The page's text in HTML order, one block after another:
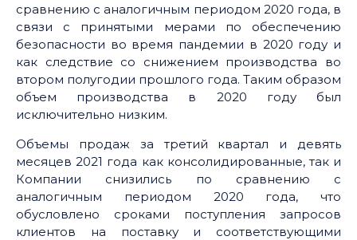
сравнению с аналогичным периодом 2020 года, в
связи с принятыми мерами по обеспечению
безопасности во время пандемии в 2020 году и
как следствие со снижением производства во
втором полугодии прошлого года. Таким образом
объем производства в 2020 году был
исключительно низким.
Объемы продаж за третий квартал и девять
месяцев 2021 года как консолидированные, так и
Компании снизились по сравнению с
аналогичным периодом 2020 года, что
обусловлено сроками поступления запросов
клиентов на поставку и соответствующими